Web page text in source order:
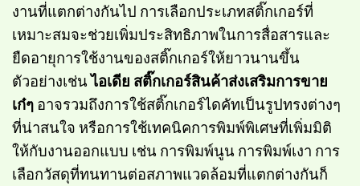
งานที่แตกต่างกันไป การเลือกประเภทสติ๊กเกอร์ที่
เหมาะสมจะช่วยเพิ่มประสิทธิภาพในการสื่อสารและ
ยืดอายุการใช้งานของสติ๊กเกอร์ให้ยาวนานขึ้น
ตัวอย่างเช่นไอเดีย สติ๊กเกอร์สินค้าส่งเสริมการขาย
เก๋ๆ อาจรวมถึงการใช้สติ๊กเกอร์ไดคัทเป็นรูปทรงต่างๆ
ที่น่าสนใจ หรือการใช้เทคนิคการพิมพ์พิเศษที่เพิ่มมิติ
ให้กับงานออกแบบ เช่น การพิมพ์นูน การพิมพ์เงา การ
เลือกวัสดุที่ทนทานต่อสภาพแวดล้อมที่แตกต่างกันก็